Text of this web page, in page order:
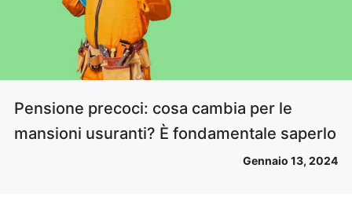
Pensione precoci: cosa cambia per le
mansioni usuranti? È fondamentale saperlo
Gennaio 13, 2024